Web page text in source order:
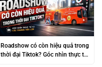
Roadshow có còn hiệu quả trong
thời đại Tiktok? Góc nhìn thực tế